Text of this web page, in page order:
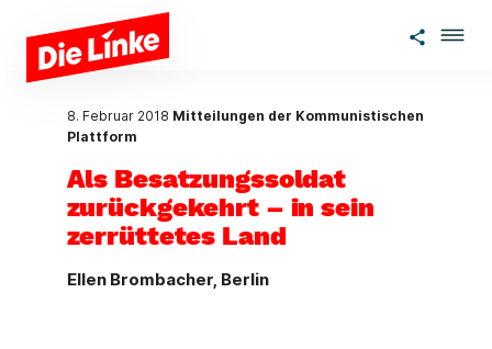
Zum Hauptinhalt springen
8. Februar 2018 Mitteilungen der Kommunistischen
Plattform
Als Besatzungssoldat
zurückgekehrt – in sein
zerrüttetes Land
Ellen Brombacher, Berlin